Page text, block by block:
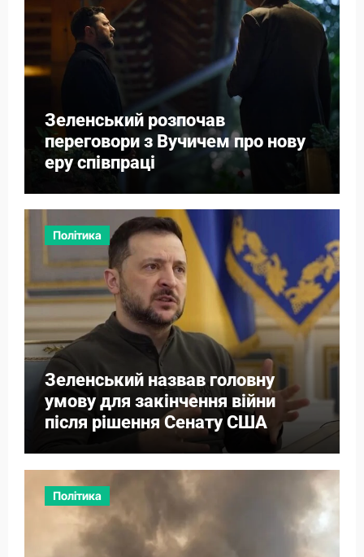
Зеленський розпочав
переговори з Вучичем про нову
еру співпраці
Політика
Зеленський назвав головну
умову для закінчення війни
після рішення Сенату США
Політика